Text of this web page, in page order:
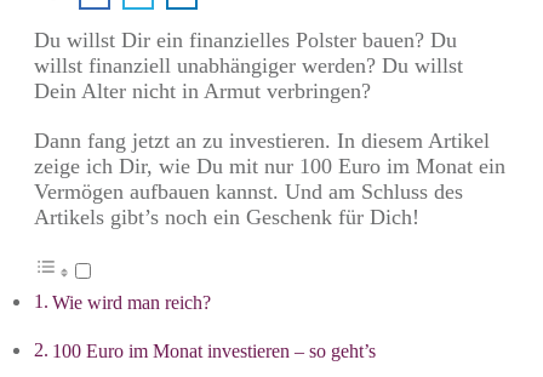
Du willst Dir ein finanzielles Polster bauen? Du
willst finanziell unabhängiger werden? Du willst
Dein Alter nicht in Armut verbringen?
Dann fang jetzt an zu investieren. In diesem Artikel
zeige ich Dir, wie Du mit nur 100 Euro im Monat ein
Vermögen aufbauen kannst. Und am Schluss des
Artikels gibt’s noch ein Geschenk für Dich!
Wie wird man reich?
100 Euro im Monat investieren – so geht’s